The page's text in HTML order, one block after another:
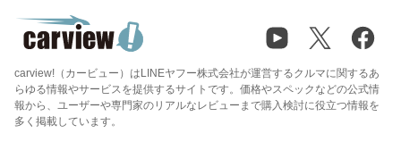
carview!（カービュー）はLINEヤフー株式会社が運営するクルマに関するあ
らゆる情報やサービスを提供するサイトです。価格やスペックなどの公式情
報から、ユーザーや専門家のリアルなレビューまで購入検討に役立つ情報を
多く掲載しています。